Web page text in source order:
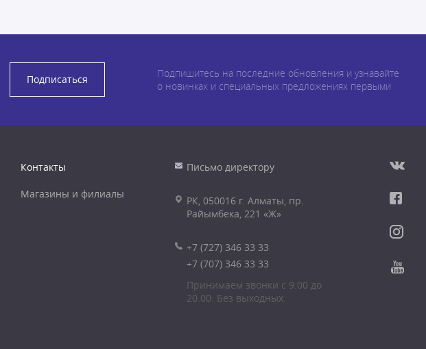
Подписаться
Подпишитесь на последние обновления и узнавайте
о новинках и специальных предложениях первыми
Контакты
Магазины и филиалы
Письмо директору
РК, 050016 г. Алматы, пр.
Райымбека, 221 «Ж»
+7 (727) 346 33 33
+7 (707) 346 33 33
Принимаем звонки с 9.00 до
20.00. Без выходных.